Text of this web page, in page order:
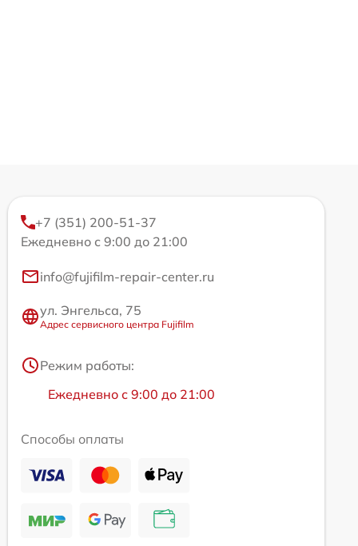
+7 (351) 200-51-37
Ежедневно с 9:00 до 21:00
info@fujifilm-repair-center.ru
ул. Энгельса, 75
Адрес сервисного центра Fujifilm
Режим работы:
Ежедневно с 9:00 до 21:00
Способы оплаты